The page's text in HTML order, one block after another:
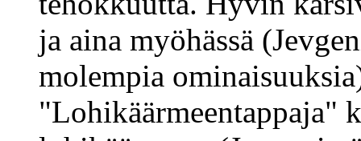
ja aina myöhässä
molempia
"Lohikäärmeentappaja"